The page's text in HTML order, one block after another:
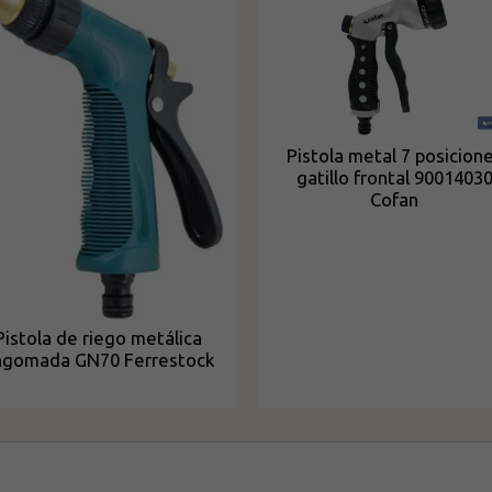
de riego metálica
GN70 Ferrestock
Pistola metal 7
gatillo frontal 90014030
Cofan